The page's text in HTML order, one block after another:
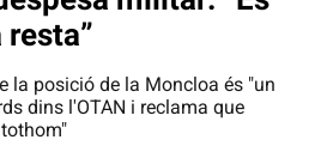
la posició de la Moncloa és "un
dins l'OTAN i reclama que